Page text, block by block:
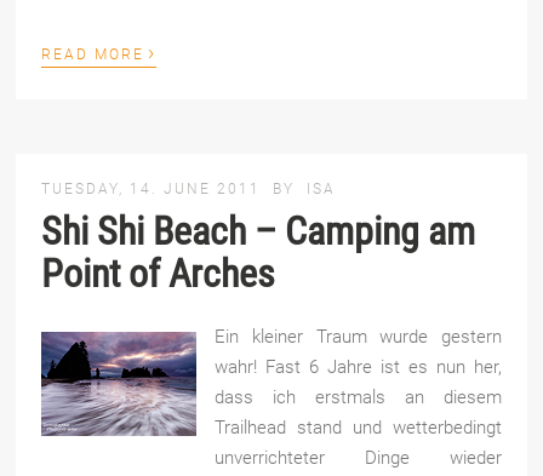
READ MORE ›
TUESDAY, 14. JUNE 2011 BY ISA
Shi Shi Beach – Camping am
Point of Arches
Ein kleiner Traum wurde gestern
wahr! Fast 6 Jahre ist es nun her,
dass ich erstmals an diesem
Trailhead stand und wetterbedingt
unverrichteter Dinge wieder